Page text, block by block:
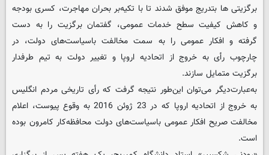
برگزیتی ها بتدریج موفق شدند تا با تکیه‌بر بحران مهاجرت، کسری بودجه
و کاهش کیفیت سطح خدمات عمومی، گفتمان برگزیت را به دست
گرفته و افکار عمومی را به سمت مخالفت باسیاست‌های دولت، در
چارچوب رأی به خروج از اتحادیه اروپا و تغییر دولت به تیم طرفدار
برگزیت متمایل سازند.
به‌عبارت‌دیگر می‌توان این‌طور نتیجه گرفت که رأی تاریخی مردم انگلیس
به خروج از اتحادیه اروپا که در 23 ژوئن 2016 به وقوع پیوست، اعلام
مخالفت صریح افکار عمومی باسیاست‌های دولت محافظه‌کار کامرون بوده
است.